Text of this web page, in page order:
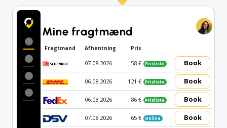
Mine fragtmænd
Fragtmand Afhentning Pris
07.08.2026 58 € Prisliste Book
06.08.2026 121 € Prisliste Book
06.08.2026 86 € Prisliste Book
07.08.2026 65 € Online Book